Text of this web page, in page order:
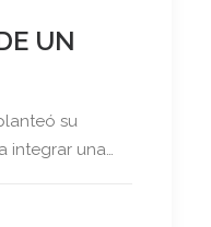
UN
su
una…